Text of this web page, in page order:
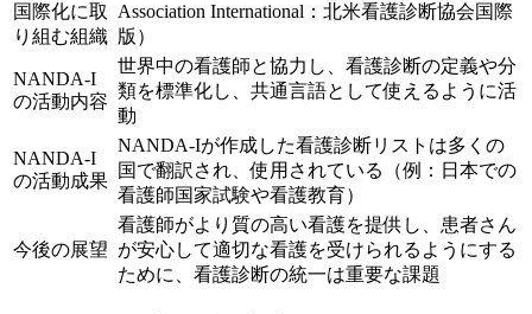
国際化に取
り組む組織
Association International：北米看護診断協会国際
版）
NANDA-I
の活動内容
世界中の看護師と協力し、看護診断の定義や分
類を標準化し、共通言語として使えるように活
動
NANDA-I
の活動成果
NANDA-Iが作成した看護診断リストは多くの
国で翻訳され、使用されている（例：日本での
看護師国家試験や看護教育）
今後の展望
看護師がより質の高い看護を提供し、患者さん
が安心して適切な看護を受けられるようにする
ために、看護診断の統一は重要な課題